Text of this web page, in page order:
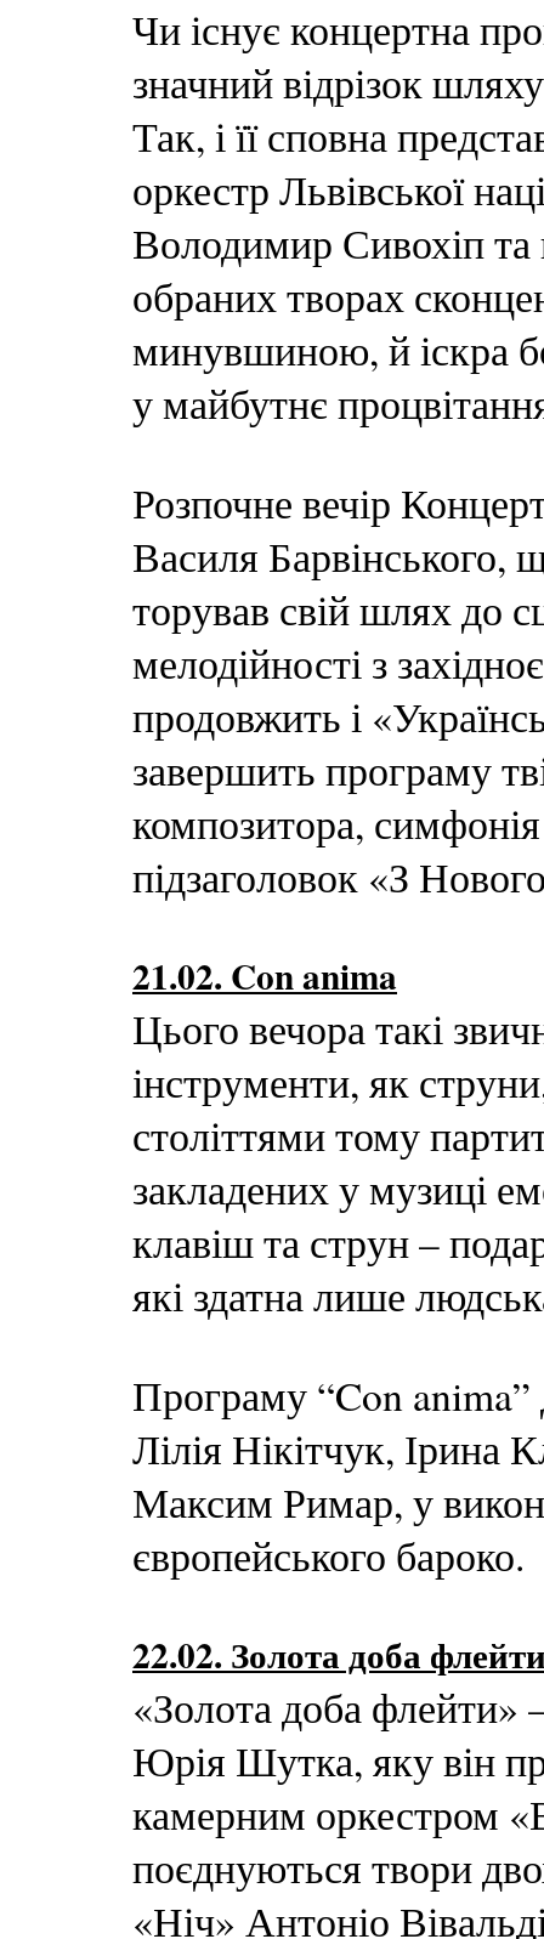
Чи існує концертна
значний відрізок
Так, і її сповна
оркестр Львівської
Володимир Сивохіп та
обраних творах
минувшиною, й іскра
у майбутнє
Розпочне вечір
Василя Барвінського,
торував свій шлях до
мелодійності з
продовжить і
завершить програму
композитора,
підзаголовок «З
21.02. Con anima
Цього вечора такі
інструменти, як
століттями тому
закладених у музиці
клавіш та струн –
які здатна лише
Програму “Con anima”
Лілія Нікітчук,
Максим Римар, у
європейського бароко.
22.02. Золота доба
«Золота доба флейти»
Юрія Шутка, яку він
камерним оркестром
поєднуються твори
«Ніч» Антоніо